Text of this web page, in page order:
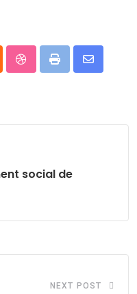
StumbleUpon
Print
Share
social de
NEXT POST